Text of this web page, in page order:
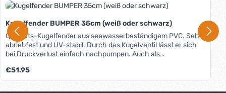
Kugelfender BUMPER 35cm (weiß oder schwarz)
Qualitäts-Kugelfender aus seewasserbeständigem PVC. Sehr
abriebfest und UV-stabil. Durch das Kugelventil lässt er sich
bei Druckverlust einfach nachpumpen. Auch als
Regulärer Preis:
€51.95